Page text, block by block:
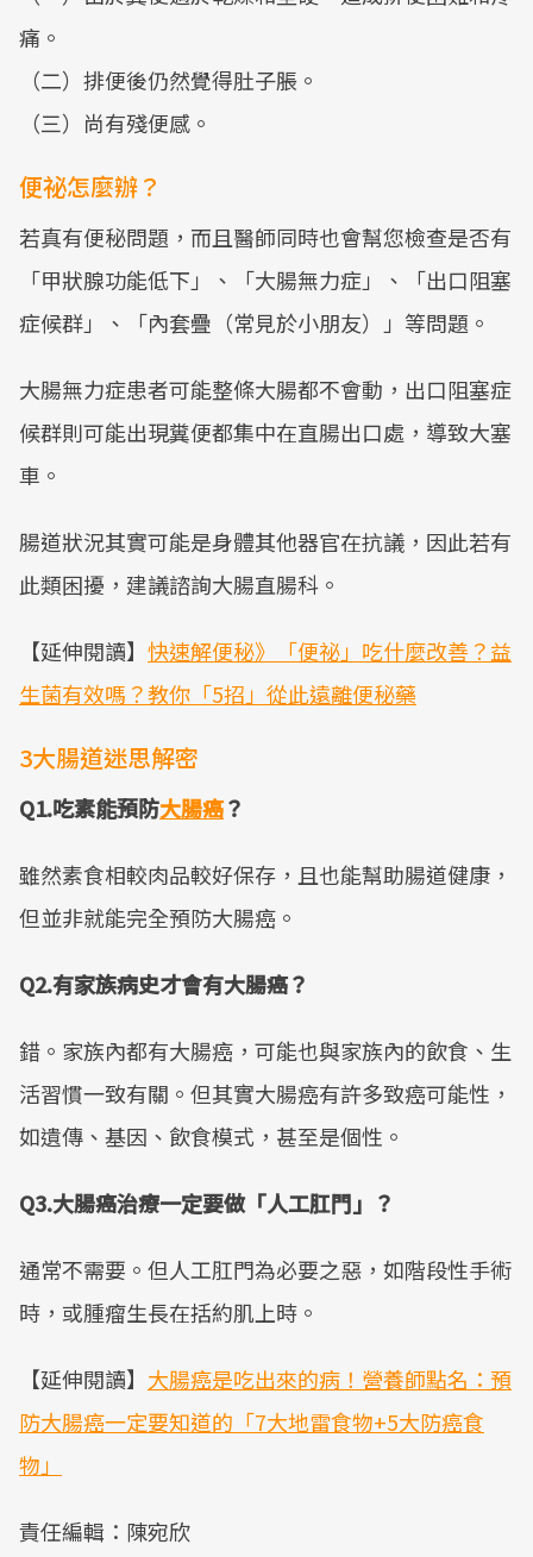
痛。
（二）排便後仍然覺得肚子脹。
（三）尚有殘便感。
便祕怎麼辦？
若真有便秘問題，而且醫師同時也會幫您檢查是否有
「甲狀腺功能低下」、「大腸無力症」、「出口阻塞
症候群」、「內套疊（常見於小朋友）」等問題。
大腸無力症患者可能整條大腸都不會動，出口阻塞症
候群則可能出現糞便都集中在直腸出口處，導致大塞
車。
腸道狀況其實可能是身體其他器官在抗議，因此若有
此類困擾，建議諮詢大腸直腸科。
【延伸閱讀】 快速解便秘》「便祕」吃什麼改善？益
生菌有效嗎？教你「5招」從此遠離便秘藥
3大腸道迷思解密
Q1.吃素能預防大腸癌？
雖然素食相較肉品較好保存，且也能幫助腸道健康，
但並非就能完全預防大腸癌。
Q2.有家族病史才會有大腸癌？
錯。家族內都有大腸癌，可能也與家族內的飲食、生
活習慣一致有關。但其實大腸癌有許多致癌可能性，
如遺傳、基因、飲食模式，甚至是個性。
Q3.大腸癌治療一定要做「人工肛門」？
通常不需要。但人工肛門為必要之惡，如階段性手術
時，或腫瘤生長在括約肌上時。
【延伸閱讀】 大腸癌是吃出來的病！營養師點名：預
防大腸癌一定要知道的「7大地雷食物+5大防癌食
物」
責任編輯：陳宛欣